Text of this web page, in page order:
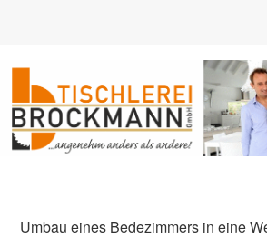
Umbau eines Bedezimmers in eine